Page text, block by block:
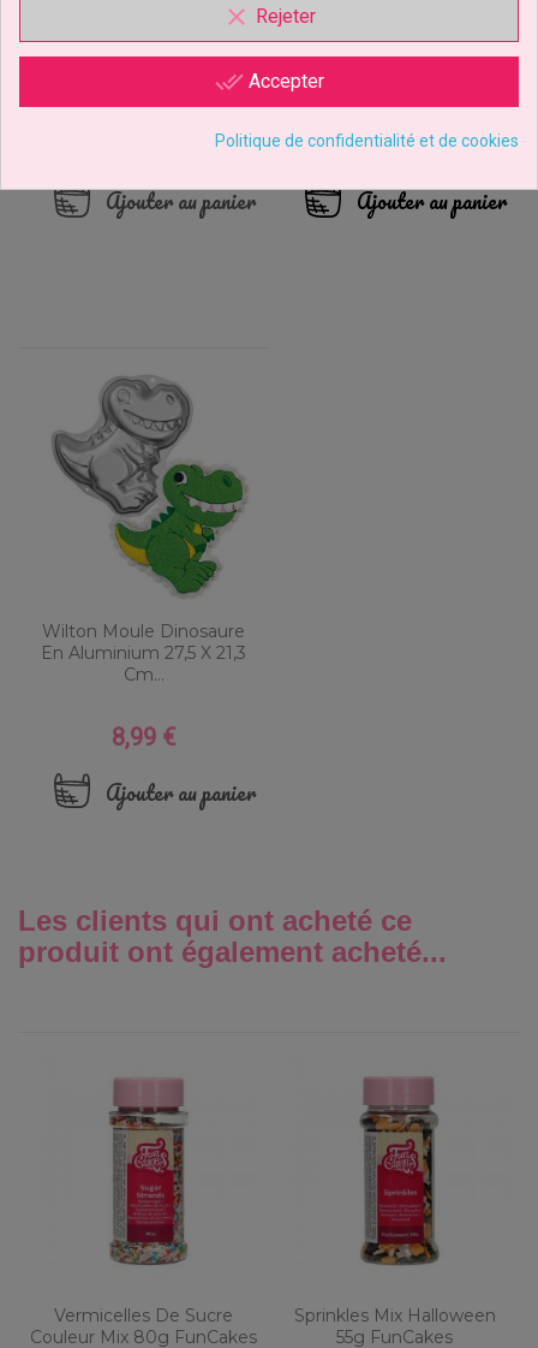
Bougie Anniversaire
Dinosaure 7,5cm
Ajouter au panier
Bougie Dinosaure PME
Prix
5,39 €
Ajouter au panier
Wilton Moule Dinosaure
En Aluminium 27,5 X 21,3
Cm...
Prix
8,99 €
Ajouter au panier
Les clients qui ont acheté ce
produit ont également acheté...
Vermicelles De Sucre
Couleur Mix 80g FunCakes
Sprinkles Mix Halloween
55g FunCakes
clear Rejeter
done_all Accepter
Politique de confidentialité et de cookies